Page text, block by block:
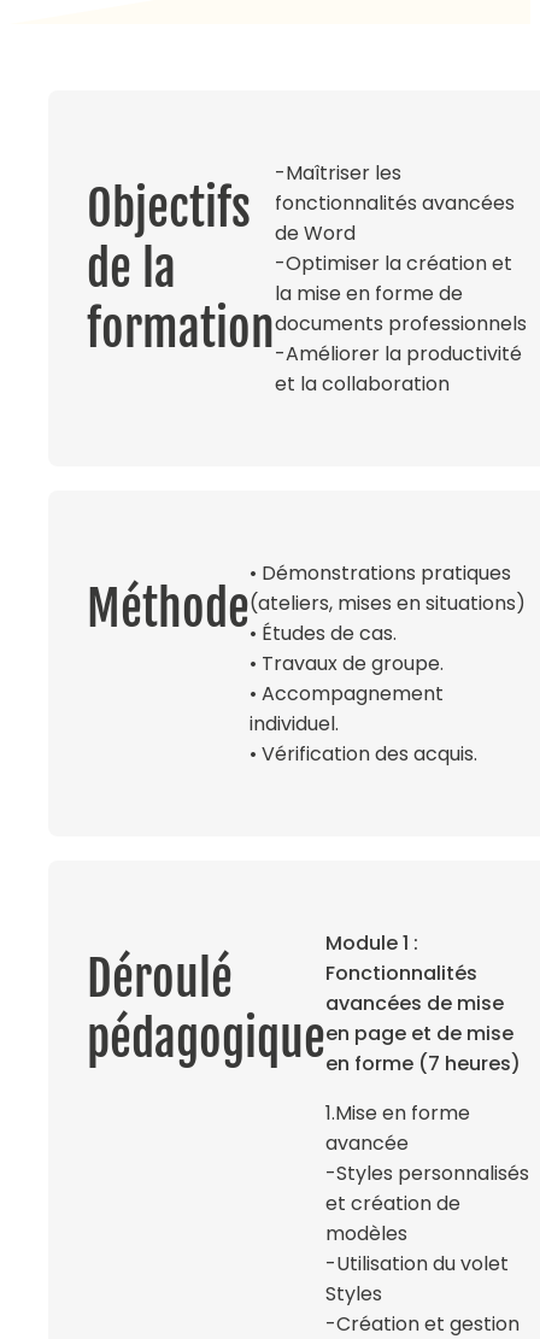
Objectifs
de la
formation
-Maîtriser les
fonctionnalités avancées
de Word
-Optimiser la création et
la mise en forme de
documents professionnels
-Améliorer la productivité
et la collaboration
Méthode
• Démonstrations pratiques
(ateliers, mises en situations)
• Études de cas.
• Travaux de groupe.
• Accompagnement
individuel.
• Vérification des acquis.
Déroulé
pédagogique
Module 1 :
Fonctionnalités
avancées de mise
en page et de mise
en forme (7 heures)
1.Mise en forme
avancée
-Styles personnalisés
et création de
modèles
-Utilisation du volet
Styles
-Création et gestion